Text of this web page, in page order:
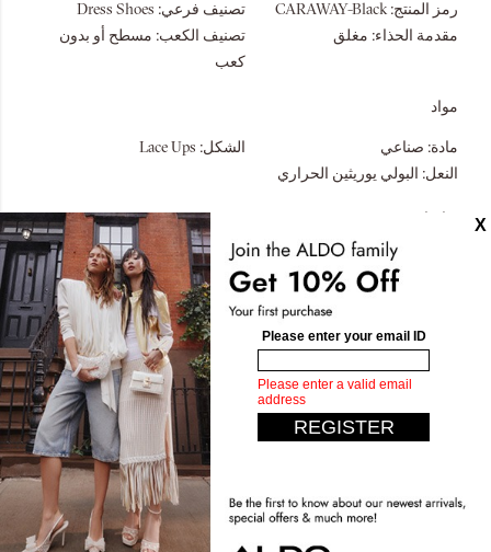
رمز المنتج: CARAWAY-Black تصنيف فرعي: Dress Shoes
مقدمة الحذاء: مغلق تصنيف الكعب: مسطح أو بدون
كعب
مواد
مادة: صناعي الشكل: Lace Ups
النعل: البولي يوريثين الحراري
قياسات
أكسفورد أسفل: قالب وحدة
تصاميم مشابهة